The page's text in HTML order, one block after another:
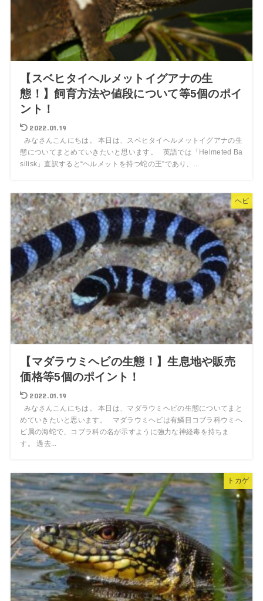
【スベヒタイヘルメットイグアナの生
態！】飼育方法や値段について等5個のポイ
ント！
2022.01.19
みなさんこんにちは。 本日は、スベヒタイヘルメットイグアナの生
態についてまとめていきたいと思います。 英語では「Helmeted Ba
silisk」直訳すると“ヘルメットを持つ蛇の王”であり、...
ヘビ
【マダラウミヘビの生態！】生息地や販売
価格等5個のポイント！
2022.01.19
みなさんこんにちは。 本日は、マダラウミヘビの生態についてまと
めていきたいと思います。 マダラウミヘビは有鱗目コブラ科ウミヘ
ビ属の海蛇で、コブラ科の名が示すように強力な神経毒を持ちま
す。 過去...
トカゲ